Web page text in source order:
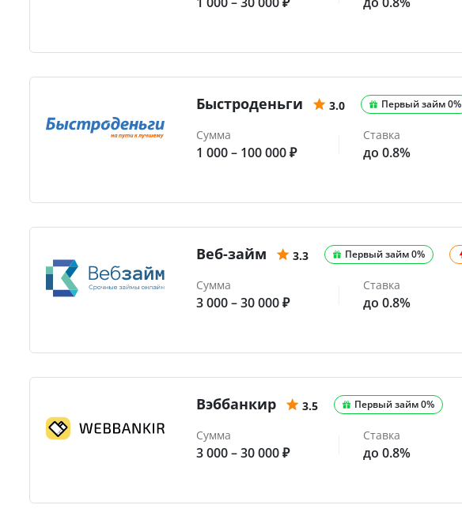
Быстроденьги 3.0 Первый займ 0%
Сумма
1 000 – 100 000 ₽
Ставка
до 0.8%
Веб-займ 3.3 Первый займ 0%
Сумма
3 000 – 30 000 ₽
Ставка
до 0.8%
Вэббанкир 3.5 Первый займ 0%
Сумма
3 000 – 30 000 ₽
Ставка
до 0.8%